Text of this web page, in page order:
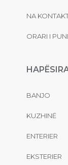
NA
ORARI I
BANJO
KUZHINË
ENTERIER
EKSTERIER